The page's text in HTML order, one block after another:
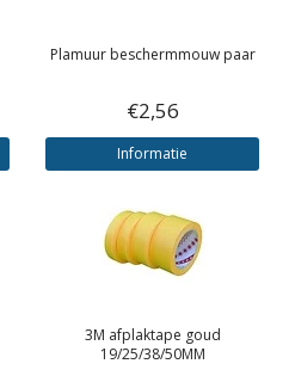
Plamuur beschermmouw paar
€2,56
Informatie
3M afplaktape goud
19/25/38/50MM